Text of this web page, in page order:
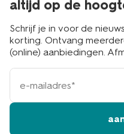
altijd op de
Schrijf je in voor de
korting. Ontvang
(online) aanbiedingen.
e-
mailadres